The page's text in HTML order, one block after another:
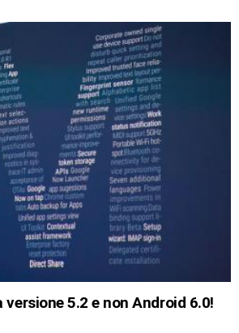
5.2 e non Android 6.0!